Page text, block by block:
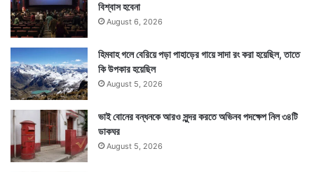
বিশ্বাস হবেনা
August 6, 2026
হিমবাহ গলে বেরিয়ে পড়া পাহাড়ের গায়ে সাদা রং করা হয়েছিল, তাতে
কি উপকার হয়েছিল
August 5, 2026
ভাই বোনের বন্ধনকে আরও সুন্দর করতে অভিনব পদক্ষেপ নিল ৩৪টি
ডাকঘর
August 5, 2026